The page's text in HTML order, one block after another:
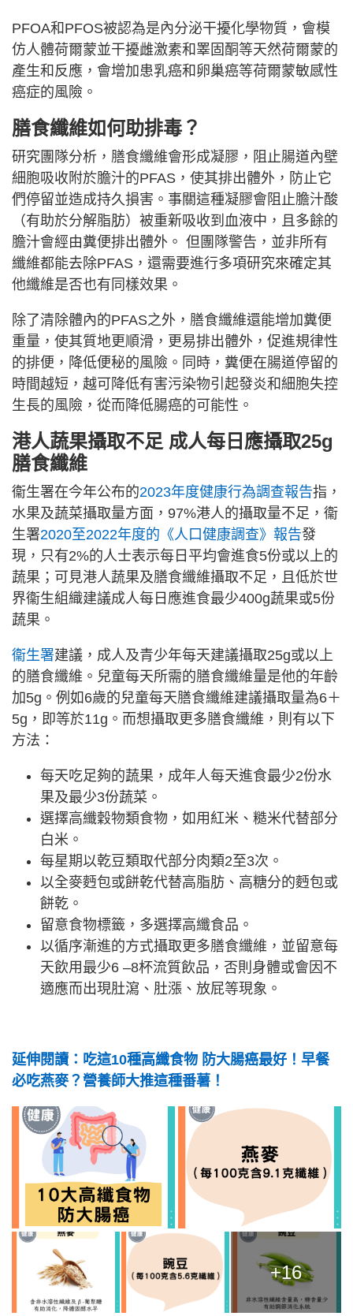
PFOA和PFOS被認為是內分泌干擾化學物質，會模
仿人體荷爾蒙並干擾雌激素和睪固酮等天然荷爾蒙的
產生和反應，會增加患乳癌和卵巢癌等荷爾蒙敏感性
癌症的風險。
膳食纖維如何助排毒？
研究團隊分析，膳食纖維會形成凝膠，阻止腸道內壁
細胞吸收附於膽汁的PFAS，使其排出體外，防止它
們停留並造成持久損害。事關這種凝膠會阻止膽汁酸
（有助於分解脂肪）被重新吸收到血液中，且多餘的
膽汁會經由糞便排出體外。 但團隊警告，並非所有
纖維都能去除PFAS，還需要進行多項研究來確定其
他纖維是否也有同樣效果。
除了清除體內的PFAS之外，膳食纖維還能增加糞便
重量，使其質地更順滑，更易排出體外，促進規律性
的排便，降低便秘的風險。同時，糞便在腸道停留的
時間越短，越可降低有害污染物引起發炎和細胞失控
生長的風險，從而降低腸癌的可能性。
港人蔬果攝取不足 成人每日應攝取25g
膳食纖維
衞生署在今年公布的2023年度健康行為調查報告指，
水果及蔬菜攝取量方面，97%港人的攝取量不足，衞
生署2020至2022年度的《人口健康調查》報告發
現，只有2%的人士表示每日平均會進食5份或以上的
蔬果；可見港人蔬果及膳食纖維攝取不足，且低於世
界衞生組織建議成人每日應進食最少400g蔬果或5份
蔬果。
衞生署建議，成人及青少年每天建議攝取25g或以上
的膳食纖維。兒童每天所需的膳食纖維量是他的年齡
加5g。例如6歲的兒童每天膳食纖維建議攝取量為6＋
5g，即等於11g。而想攝取更多膳食纖維，則有以下
方法：
每天吃足夠的蔬果，成年人每天進食最少2份水
果及最少3份蔬菜。
選擇高纖穀物類食物，如用紅米、糙米代替部分
白米。
每星期以乾豆類取代部分肉類2至3次。
以全麥麪包或餅乾代替高脂肪、高糖分的麪包或
餅乾。
留意食物標籤，多選擇高纖食品。
以循序漸進的方式攝取更多膳食纖維，並留意每
天飲用最少6 –8杯流質飲品，否則身體或會因不
適應而出現肚瀉、肚漲、放屁等現象。
延伸閱讀：吃這10種高纖食物 防大腸癌最好！早餐
必吃燕麥？營養師大推這種番薯！
+16